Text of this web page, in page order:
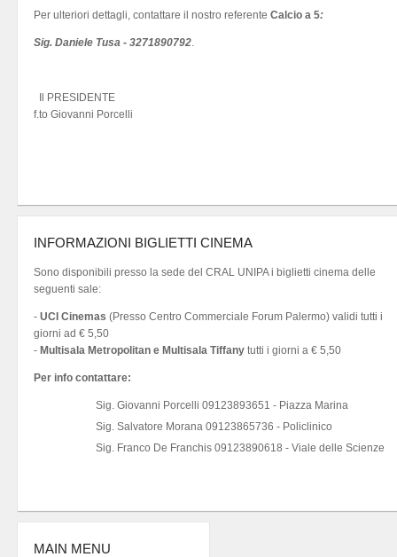
Per ulteriori dettagli, contattare il nostro referente Calcio a 5:
Sig. Daniele Tusa - 3271890792.
Il PRESIDENTE
f.to Giovanni Porcelli
INFORMAZIONI BIGLIETTI CINEMA
Sono disponibili presso la sede del CRAL UNIPA i biglietti cinema delle
seguenti sale:
- UCI Cinemas (Presso Centro Commerciale Forum Palermo) validi tutti i
giorni ad € 5,50
- Multisala Metropolitan e Multisala Tiffany tutti i giorni a € 5,50
Per info contattare:
Sig. Giovanni Porcelli 09123893651 - Piazza Marina
Sig. Salvatore Morana 09123865736 - Policlinico
Sig. Franco De Franchis 09123890618 - Viale delle Scienze
MAIN MENU